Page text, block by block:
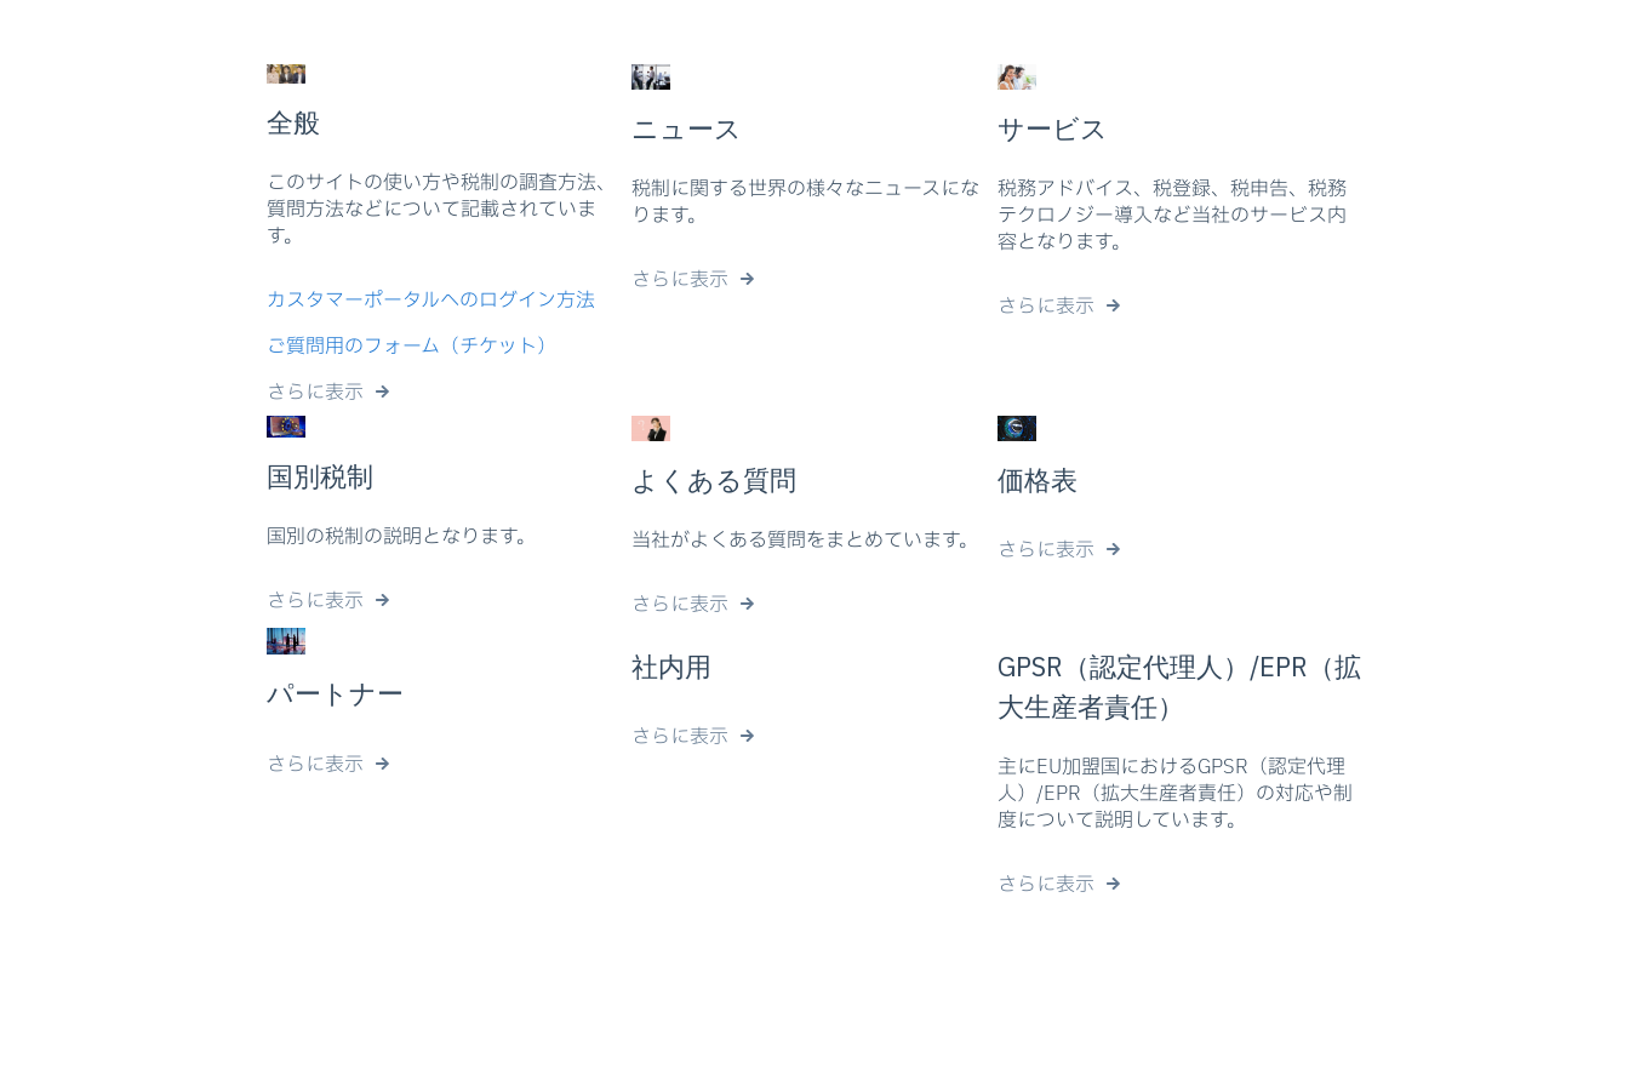
全般
このサイトの使い方や税制の調査方法、
質問方法などについて記載されていま
す。
カスタマーポータルへのログイン方法
ご質問用のフォーム（チケット）
さらに表示
ニュース
税制に関する世界の様々なニュースにな
ります。
さらに表示
サービス
税務アドバイス、税登録、税申告、税務
テクロノジー導入など当社のサービス内
容となります。
さらに表示
国別税制
国別の税制の説明となります。
さらに表示
よくある質問
当社がよくある質問をまとめています。
さらに表示
価格表
さらに表示
パートナー
さらに表示
社内用
さらに表示
GPSR（認定代理人）/EPR（拡
大生産者責任）
主にEU加盟国におけるGPSR（認定代理
人）/EPR（拡大生産者責任）の対応や制
度について説明しています。
さらに表示